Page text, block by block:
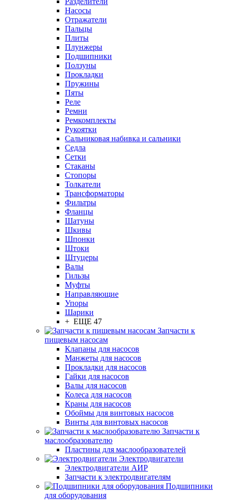
Насосы
Отражатели
Пальцы
Плиты
Плунжеры
Подшипники
Ползуны
Прокладки
Пружины
Пяты
Реле
Ремни
Ремкомплекты
Рукоятки
Сальниковая набивка и сальники
Седла
Сетки
Стаканы
Стопоры
Толкатели
Трансформаторы
Фильтры
Фланцы
Шатуны
Шкивы
Шпонки
Штоки
Штуцеры
Валы
Гильзы
Муфты
Направляющие
Упоры
Шарики
+ ЕЩЕ 47
Запчасти к
пищевым насосам
Клапаны для насосов
Манжеты для насосов
Прокладки для насосов
Гайки для насосов
Валы для насосов
Колеса для насосов
Краны для насосов
Обоймы для винтовых насосов
Винты для винтовых насосов
Запчасти к
маслообразователю
Пластины для маслообразователей
Электродвигатели
Электродвигатели АИР
Запчасти к электродвигателям
Подшипники
для оборудования